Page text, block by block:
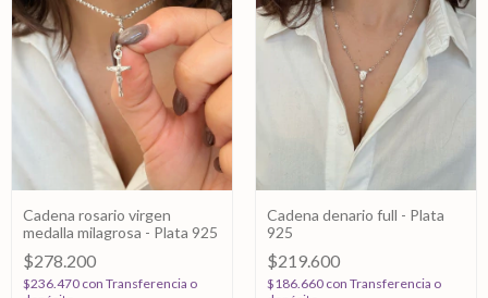
Cadena rosario virgen
medalla milagrosa - Plata 925
$278.200
$236.470 con Transferencia o
Cadena denario full - Plata
925
$219.600
$186.660 con Transferencia o